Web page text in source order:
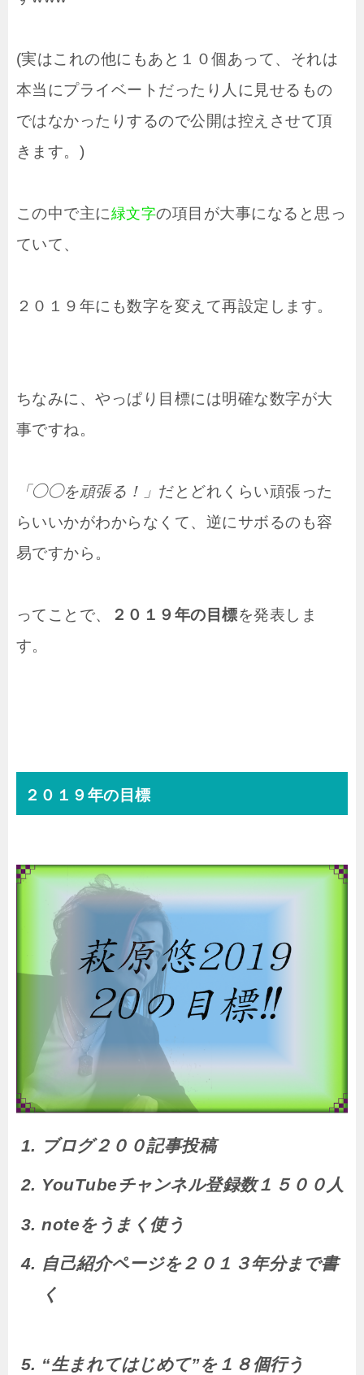
(実はこれの他にもあと１０個あって、それは
本当にプライベートだったり人に見せるもの
ではなかったりするので公開は控えさせて頂
きます。)
この中で主に緑文字の項目が大事になると思っ
ていて、
２０１９年にも数字を変えて再設定します。
ちなみに、やっぱり目標には明確な数字が大
事ですね。
「◯◯を頑張る！」 だとどれくらい頑張った
らいいかがわからなくて、逆にサボるのも容
易ですから。
ってことで、 ２０１９年の目標を発表しま
す。
２０１９年の目標
ブログ２００記事投稿
YouTubeチャンネル登録数１５００人
noteをうまく使う
自己紹介ページを２０１３年分まで書
く
“生まれてはじめて”を１８個行う